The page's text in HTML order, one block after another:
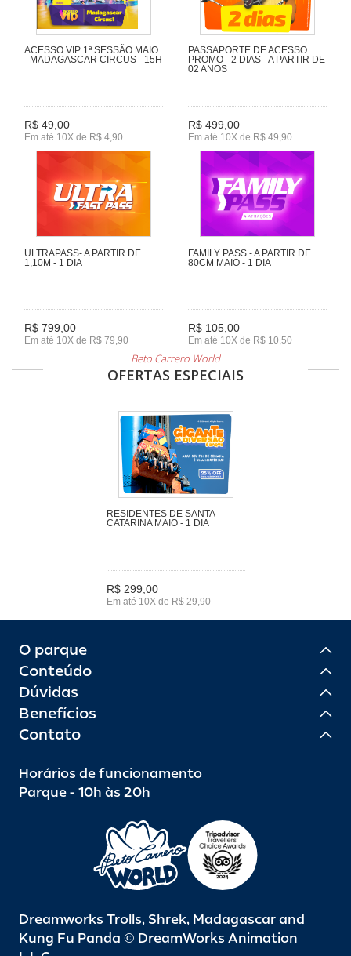
ACESSO VIP 1ª SESSÃO MAIO
- MADAGASCAR CIRCUS - 15H
R$ 49,00
Em até 10X de R$ 4,90
PASSAPORTE DE ACESSO
PROMO - 2 DIAS - A PARTIR DE
02 ANOS
R$ 499,00
Em até 10X de R$ 49,90
ULTRAPASS- A PARTIR DE
1,10M - 1 DIA
R$ 799,00
Em até 10X de R$ 79,90
FAMILY PASS - A PARTIR DE
80CM MAIO - 1 DIA
R$ 105,00
Em até 10X de R$ 10,50
Beto Carrero World
OFERTAS ESPECIAIS
RESIDENTES DE SANTA
CATARINA MAIO - 1 DIA
R$ 299,00
Em até 10X de R$ 29,90
O parque
Conteúdo
Dúvidas
Benefícios
Contato
Horários de funcionamento
Parque - 10h às 20h
Dreamworks Trolls, Shrek, Madagascar and
Kung Fu Panda © DreamWorks Animation